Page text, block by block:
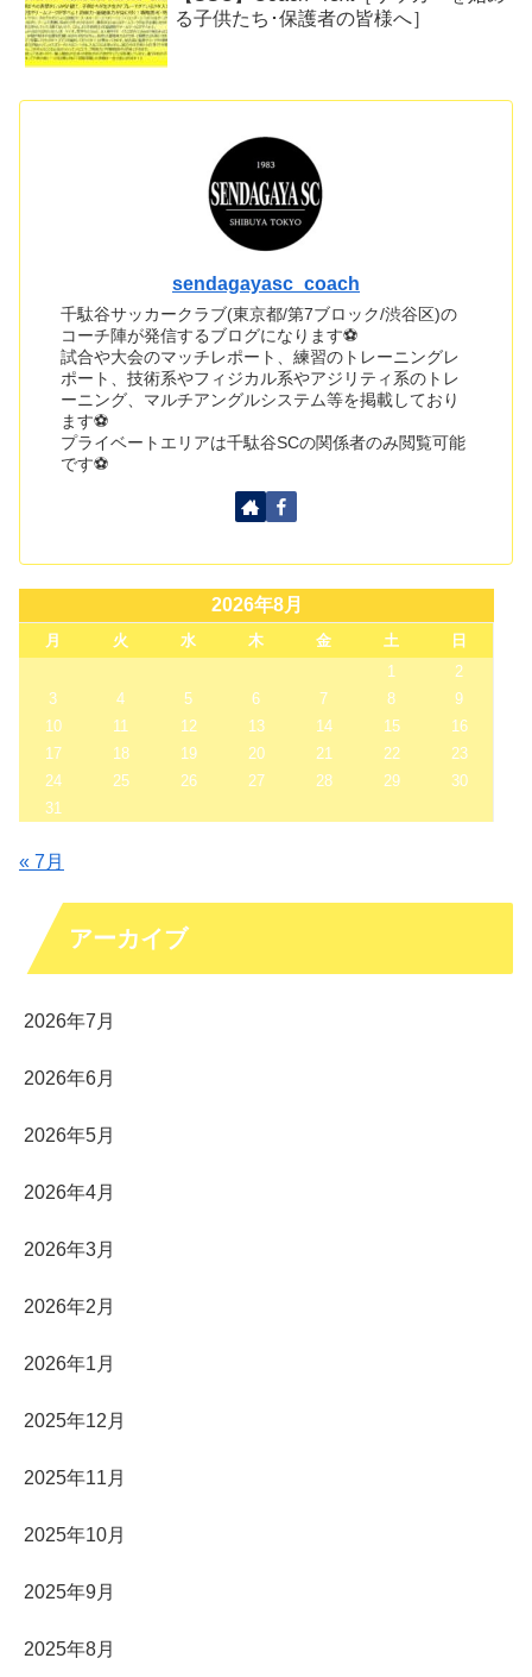
る子供たち･保護者の皆様へ］
sendagayasc_coach
千駄谷サッカークラブ(東京都/第7ブロック/渋谷区)の
コーチ陣が発信するブログになります⚽
試合や大会のマッチレポート、練習のトレーニングレ
ポート、技術系やフィジカル系やアジリティ系のトレ
ーニング、マルチアングルシステム等を掲載しており
ます⚽
プライベートエリアは千駄谷SCの関係者のみ閲覧可能
です⚽
2026年8月
月 火 水 木 金 土
日
1
2
3
4 5 6 7 8
9
10
11 12 13 14 15
16
17
18 19 20 21 22
23
24
25 26 27 28 29
30
31
« 7月
アーカイブ
2026年7月
2026年6月
2026年5月
2026年4月
2026年3月
2026年2月
2026年1月
2025年12月
2025年11月
2025年10月
2025年9月
2025年8月